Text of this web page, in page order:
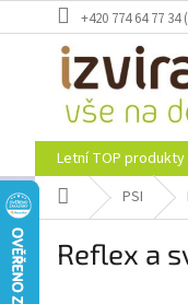
na
+420 774 64 77 34
Letní TOP produkty
Domů PSI
Reflex a